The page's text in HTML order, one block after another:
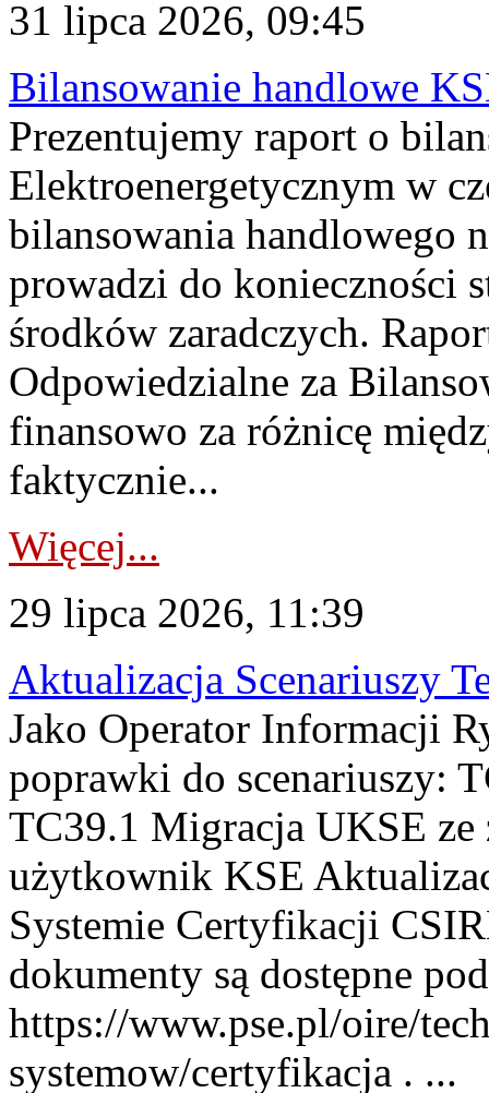
31 lipca 2026, 09:45
Bilansowanie handlowe
Prezentujemy raport o
Elektroenergetycznym w
bilansowania handlowego
prowadzi do konieczności
środków zaradczych.
Odpowiedzialne za
finansowo za różnicę
faktycznie...
Więcej...
29 lipca 2026, 11:39
Aktualizacja Scenariuszy
Jako Operator Informacji
poprawki do scenariuszy:
TC39.1 Migracja UKSE
użytkownik KSE
Systemie Certyfikacji
dokumenty są dostępne
https://www.pse.pl/oire/
systemow/certyfikacja . ...